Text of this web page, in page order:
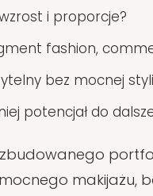
i proporcje?
fashion,
bez mocnej
potencjał do
makijażu,